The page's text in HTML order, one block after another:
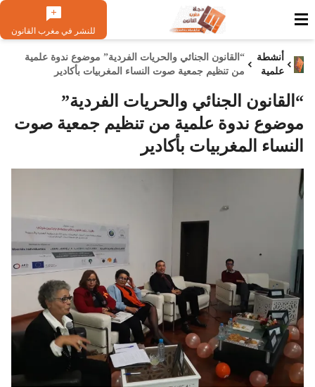
للنشر في مغرب القانون
أنشطة
علمية
“القانون الجنائي والحريات الفردية” موضوع ندوة علمية
من تنظيم جمعية صوت النساء المغربيات بأكادير
“القانون الجنائي والحريات الفردية”
موضوع ندوة علمية من تنظيم جمعية صوت
النساء المغربيات بأكادير